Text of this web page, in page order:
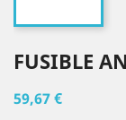
FUSIBLE
59,67 €